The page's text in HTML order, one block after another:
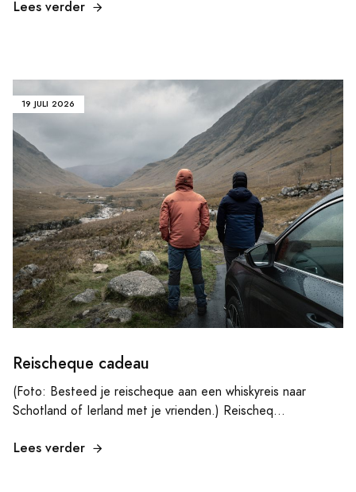
Lees verder
19 JULI 2026
Reischeque cadeau
(Foto: Besteed je reischeque aan een whiskyreis naar
Schotland of Ierland met je vrienden.) Reischeq...
Lees verder